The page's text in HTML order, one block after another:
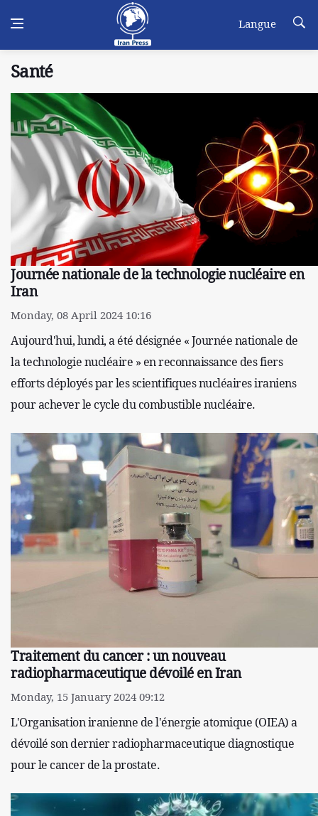
Langue
Santé
Journée nationale de la technologie nucléaire en
Iran
Monday, 08 April 2024 10:16
Aujourd'hui, lundi, a été désignée « Journée nationale de
la technologie nucléaire » en reconnaissance des fiers
efforts déployés par les scientifiques nucléaires iraniens
pour achever le cycle du combustible nucléaire.
Traitement du cancer : un nouveau
radiopharmaceutique dévoilé en Iran
Monday, 15 January 2024 09:12
L'Organisation iranienne de l'énergie atomique (OIEA) a
dévoilé son dernier radiopharmaceutique diagnostique
pour le cancer de la prostate.